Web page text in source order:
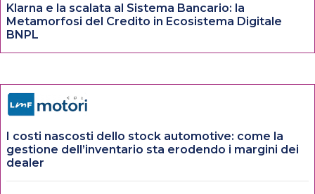
Klarna e la scalata al Sistema Bancario: la
Metamorfosi del Credito in Ecosistema Digitale
BNPL
I costi nascosti dello stock automotive: come la
gestione dell’inventario sta erodendo i margini dei
dealer